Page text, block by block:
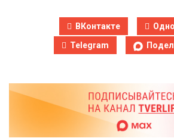
ВКонтакте
Telegram